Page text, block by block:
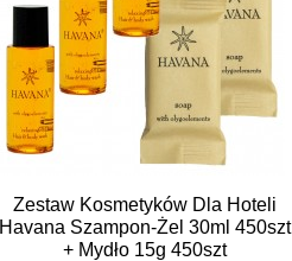
Zestaw Kosmetyków Dla Hoteli
Havana Szampon-Żel 30ml 450szt
+ Mydło 15g 450szt
Szybki podgląd